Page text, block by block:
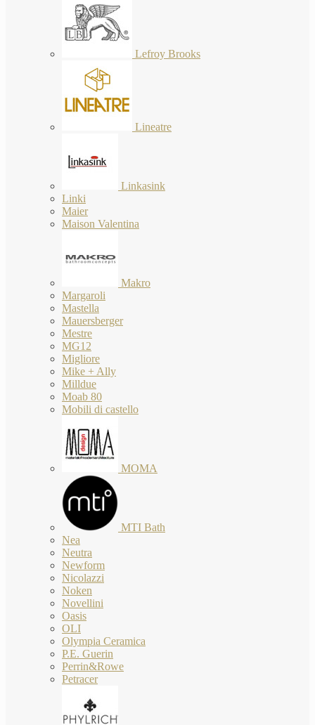
Lefroy Brooks
Lineatre
Linkasink
Linki
Maier
Maison Valentina
Makro
Margaroli
Mastella
Mauersberger
Mestre
MG12
Migliore
Mike + Ally
Milldue
Moab 80
Mobili di castello
MOMA
MTI Bath
Nea
Neutra
Newform
Nicolazzi
Noken
Novellini
Oasis
OLI
Olympia Ceramica
P.E. Guerin
Perrin&Rowe
Petracer